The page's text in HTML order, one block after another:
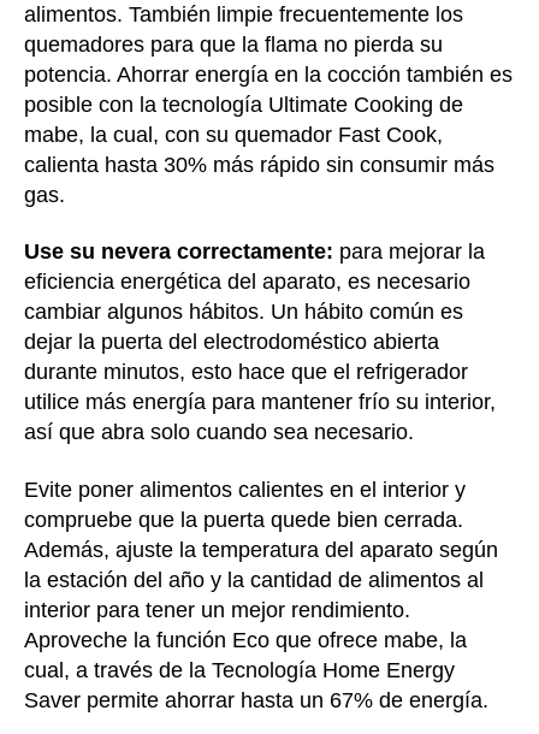
alimentos. También limpie frecuentemente los
quemadores para que la flama no pierda su
potencia. Ahorrar energía en la cocción también es
posible con la tecnología Ultimate Cooking de
mabe, la cual, con su quemador Fast Cook,
calienta hasta 30% más rápido sin consumir más
gas.
Use su nevera correctamente: para mejorar la
eficiencia energética del aparato, es necesario
cambiar algunos hábitos. Un hábito común es
dejar la puerta del electrodoméstico abierta
durante minutos, esto hace que el refrigerador
utilice más energía para mantener frío su interior,
así que abra solo cuando sea necesario.
Evite poner alimentos calientes en el interior y
compruebe que la puerta quede bien cerrada.
Además, ajuste la temperatura del aparato según
la estación del año y la cantidad de alimentos al
interior para tener un mejor rendimiento.
Aproveche la función Eco que ofrece mabe, la
cual, a través de la Tecnología Home Energy
Saver permite ahorrar hasta un 67% de energía.